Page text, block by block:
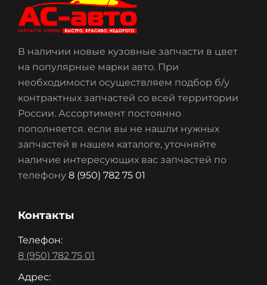
В наличии новые кузовные запчасти в цвет
на популярные марки авто. При
необходимости осуществляем подбор б/у
контрактных запчастей со всей территории
России. Ассортимент постоянно
пополняется. если вы не нашли нужных
запчастей в нашем каталоге, уточняйте
наличие интересующих вас запчастей по
телефону 8 (950) 782 75 01
Контакты
Телефон:
8 (950) 782 75 01
Адрес: